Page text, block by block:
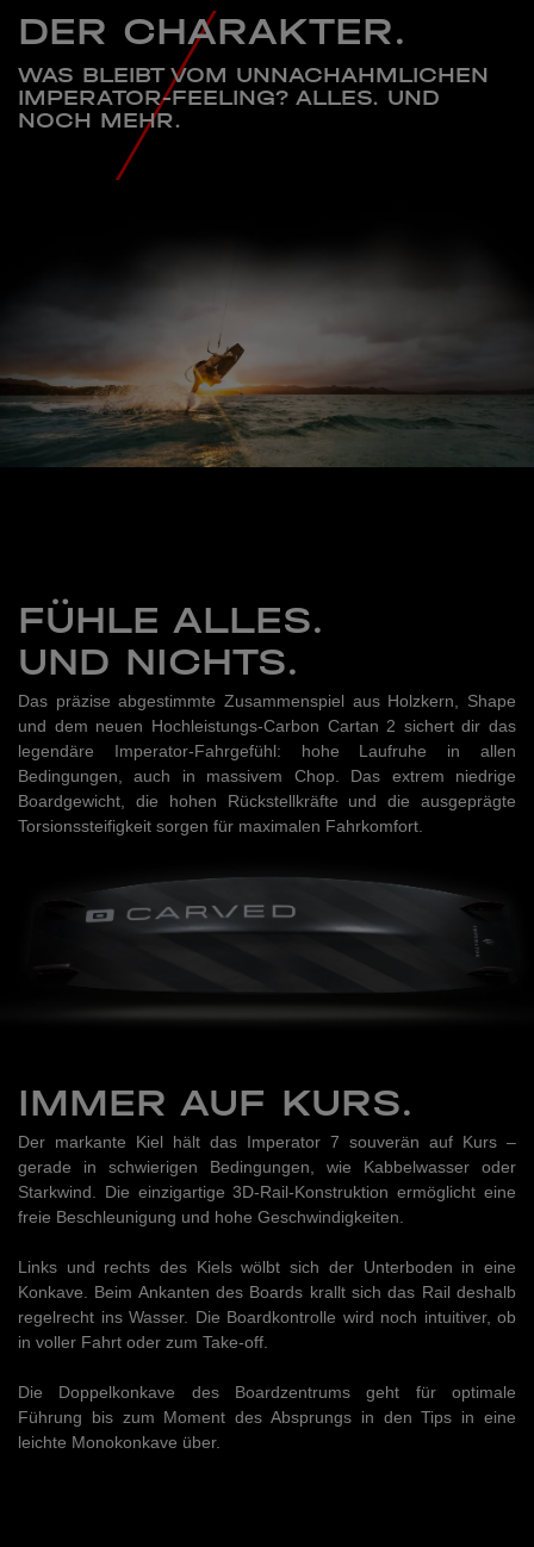
DER CHARAKTER.
WAS BLEIBT VOM UNNACHAHMLICHEN
IMPERATOR-FEELING? ALLES. UND
NOCH MEHR.
FÜHLE ALLES.
UND NICHTS.
Das präzise abgestimmte Zusammenspiel aus Holzkern, Shape
und dem neuen Hochleistungs-Carbon Cartan 2 sichert dir das
legendäre Imperator-Fahrgefühl: hohe Laufruhe in allen
Bedingungen, auch in massivem Chop. Das extrem niedrige
Boardgewicht, die hohen Rückstellkräfte und die ausgeprägte
Torsionssteifigkeit sorgen für maximalen Fahrkomfort.
IMMER AUF KURS.
Der markante Kiel hält das Imperator 7 souverän auf Kurs –
gerade in schwierigen Bedingungen, wie Kabbelwasser oder
Starkwind. Die einzigartige 3D-Rail-Konstruktion ermöglicht eine
freie Beschleunigung und hohe Geschwindigkeiten.
Links und rechts des Kiels wölbt sich der Unterboden in eine
Konkave. Beim Ankanten des Boards krallt sich das Rail deshalb
regelrecht ins Wasser. Die Boardkontrolle wird noch intuitiver, ob
in voller Fahrt oder zum Take-off.
Die Doppelkonkave des Boardzentrums geht für optimale
Führung bis zum Moment des Absprungs in den Tips in eine
leichte Monokonkave über.